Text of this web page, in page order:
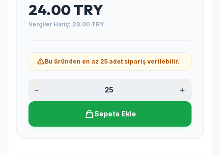
24.00 TRY
Vergiler Hariç: 20.00 TRY
Bu üründen en az 25 adet sipariş verilebilir.
- 25 +
Sepete Ekle